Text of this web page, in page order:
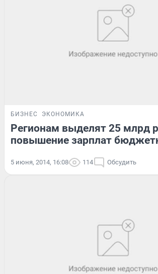
БИЗНЕС ЭКОНОМИКА
Регионам выделят 25 млрд
повышение зарплат
5 июня, 2014, 16:08 114 Обсудить